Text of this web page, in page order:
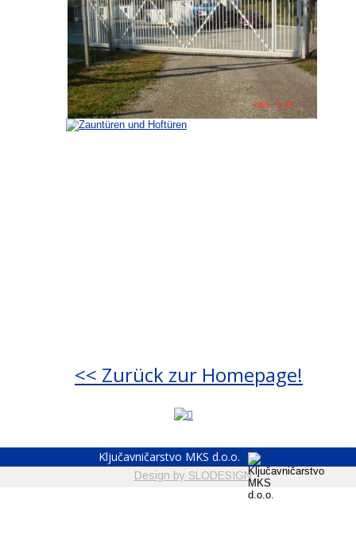
Ključavničarstvo MKS d.o.o.
Design by SLODESIGN
<< Zurück zur Homepage!